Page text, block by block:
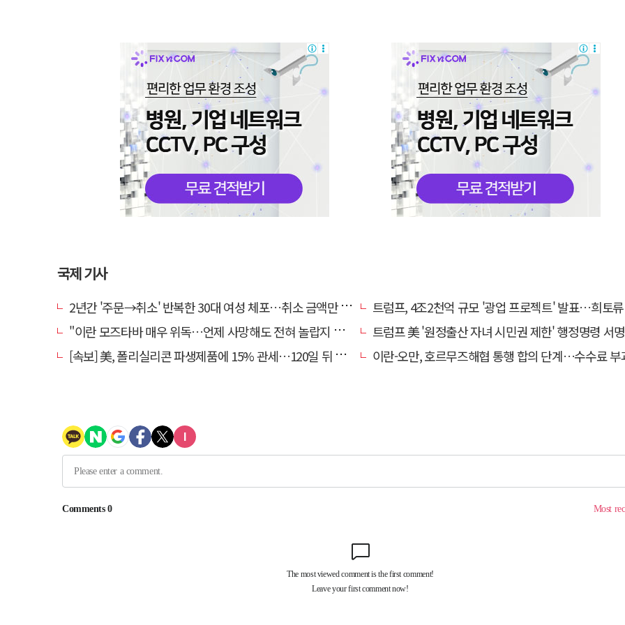
국제 기사
2년간 '주문→취소' 반복한 30대 여성 체포…취소 금액만 400억 원
트럼프, 4조2천억 규모 '광업 프로젝트' 발표…희토류 탈중국
"이란 모즈타바 매우 위독…언제 사망해도 전혀 놀랍지 않아"
트럼프 美 '원정출산 자녀 시민권 제한' 행정명령 서명
[속보] 美, 폴리실리콘 파생제품에 15% 관세…120일 뒤 발효
이란-오만, 호르무즈해협 통행 합의 단계…수수료 부